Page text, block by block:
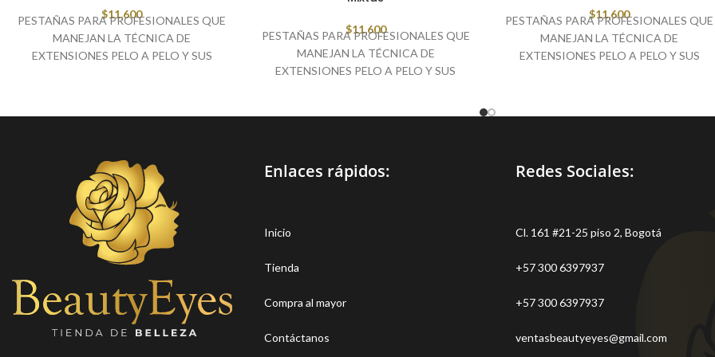
$11,600
PESTAÑAS PARA PROFESIONALES QUE
MANEJAN LA TÉCNICA DE
EXTENSIONES PELO A PELO Y SUS
$11,600
PESTAÑAS PARA PROFESIONALES QUE
MANEJAN LA TÉCNICA DE
EXTENSIONES PELO A PELO Y SUS
$11,600
PESTAÑAS PARA PROFESIONALES QUE
MANEJAN LA TÉCNICA DE
EXTENSIONES PELO A PELO Y SUS
Enlaces rápidos:
Inicio
Tienda
Compra al mayor
Contáctanos
Redes Sociales:
Cl. 161 #21-25 piso 2, Bogotá
+57 300 6397937
+57 300 6397937
ventasbeautyeyes@gmail.com